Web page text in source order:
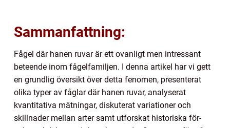
Sammanfattning:
Fågel där hanen ruvar är ett ovanligt men intressant
beteende inom fågelfamiljen. I denna artikel har vi gett
en grundlig översikt över detta fenomen, presenterat
olika typer av fåglar där hanen ruvar, analyserat
kvantitativa mätningar, diskuterat variationer och
skillnader mellan arter samt utforskat historiska för-